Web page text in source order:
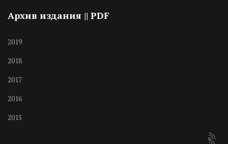
Архив издания || PDF
2019
2018
2017
2016
2015